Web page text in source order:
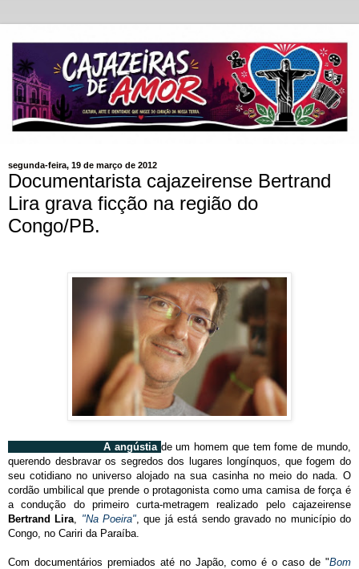
segunda-feira, 19 de março de 2012
Documentarista cajazeirense Bertrand
Lira grava ficção na região do
Congo/PB.
A angústia de um homem que tem fome de mundo,
querendo desbravar os segredos dos lugares longínquos, que fogem do
seu cotidiano no universo alojado na sua casinha no meio do nada. O
cordão umbilical que prende o protagonista como uma camisa de força é
a condução do primeiro curta-metragem realizado pelo cajazeirense
Bertrand Lira
"Na Poeira" , que já está sendo gravado no município do
Congo, no Cariri da Paraíba.
Com documentários premiados até no Japão, como é o caso de "Bom